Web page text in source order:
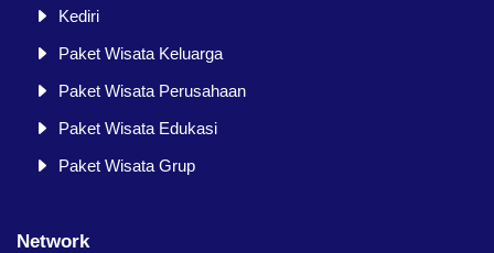
Kediri
Paket Wisata Keluarga
Paket Wisata Perusahaan
Paket Wisata Edukasi
Paket Wisata Grup
Network